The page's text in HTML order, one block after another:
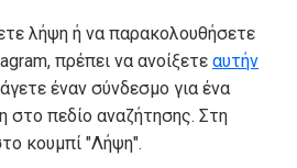
λήψη ή να παρακολουθήσετε
πρέπει να ανοίξετε αυτήν
έναν σύνδεσμο για ένα
στο πεδίο αναζήτησης. Στη
κουμπί "Λήψη".